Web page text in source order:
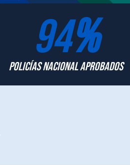
94%
Policías Nacional Aprobados